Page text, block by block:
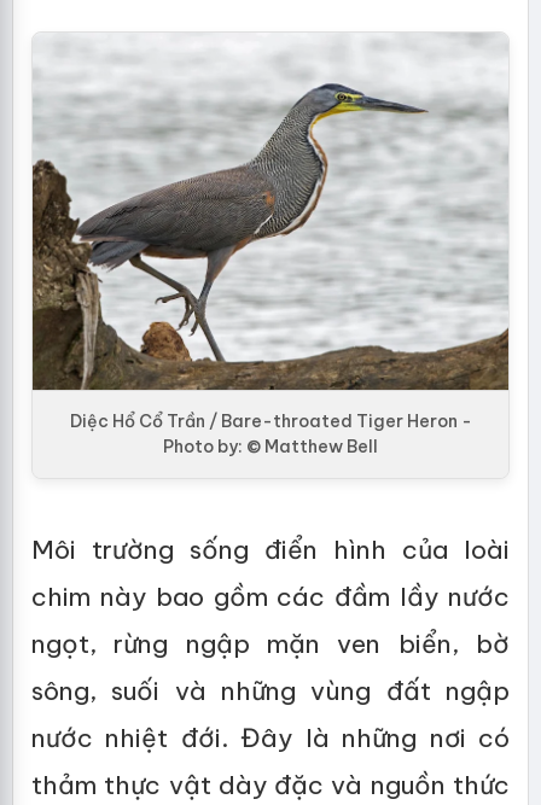
Diệc Hổ Cổ Trần / Bare-throated Tiger Heron -
Photo by: © Matthew Bell
Môi trường sống điển hình của loài
chim này bao gồm các đầm lầy nước
ngọt, rừng ngập mặn ven biển, bờ
sông, suối và những vùng đất ngập
nước nhiệt đới. Đây là những nơi có
thảm thực vật dày đặc và nguồn thức